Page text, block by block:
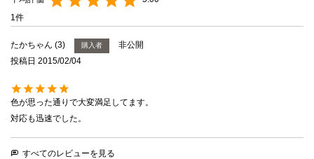
1
たかちゃん 3 購入者
非公開
投稿日 2015/02/04
色が思った通りで大変満足してます。
対応も迅速でした。
すべてのレビューを見る